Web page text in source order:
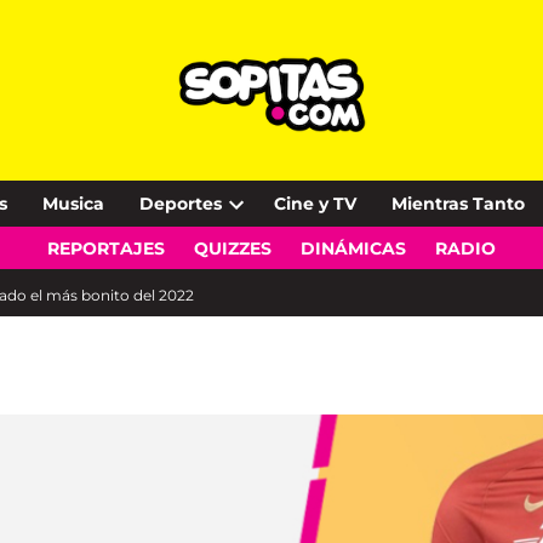
Musica Deportes
Open
dropdown
Cine y TV Mientras Tanto
REPORTAJES QUIZZES DINÁMICAS RADIO
el más bonito del 2022